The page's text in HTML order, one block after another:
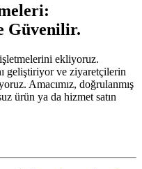
Güvenilir.
ekliyoruz.
geliştiriyor ve ziyaretçilerin
Amacımız, doğrulanmış
ürün ya da hizmet satın